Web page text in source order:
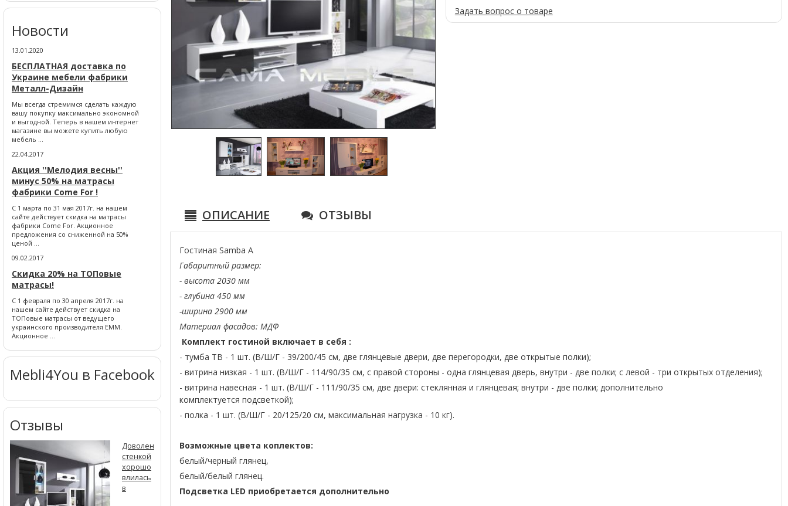
Задать вопрос о товаре
ОПИСАНИЕ ОТЗЫВЫ
Гостиная Samba A
Габаритный размер:
- высота 2030 мм
- глубина 450 мм
-ширина 2900 мм
Материал фасадов: МДФ
Комплект гостиной включает в себя :
- тумба ТВ - 1 шт. (В/Ш/Г - 39/200/45 см, две глянцевые двери, две перегородки, две открытые полки);
- витрина низкая - 1 шт. (В/Ш/Г - 114/90/35 см, с правой стороны - одна глянцевая дверь, внутри - две полки; с левой - три открытых отделения);
- витрина навесная - 1 шт. (В/Ш/Г - 111/90/35 см, две двери: стеклянная и глянцевая; внутри - две полки; дополнительно
комплектуется подсветкой);
- полка - 1 шт. (В/Ш/Г - 20/125/20 см, максимальная нагрузка - 10 кг).
Возможные цвета коплектов:
белый/черный глянец,
белый/белый глянец.
Подсветка LED приобретается дополнительно
Новости
13.01.2020
БЕСПЛАТНАЯ доставка по
Украине мебели фабрики
Металл-Дизайн
Мы всегда стремимся сделать каждую
вашу покупку максимально экономной
и выгодной. Теперь в нашем интернет
магазине вы можете купить любую
мебель ...
22.04.2017
Акция ''Мелодия весны''
минус 50% на матрасы
фабрики Come For !
С 1 марта по 31 мая 2017г. на нашем
сайте действует скидка на матрасы
фабрики Come For. Акционное
предложения со сниженной на 50%
ценой ...
09.02.2017
Скидка 20% на ТОПовые
матрасы!
С 1 февраля по 30 апреля 2017г. на
нашем сайте действует скидка на
ТОПовые матрасы от ведущего
украинского производителя ЕММ.
Акционное ...
Mebli4You в Facebook
Отзывы
Доволен
стенкой
хорошо
влилась
в